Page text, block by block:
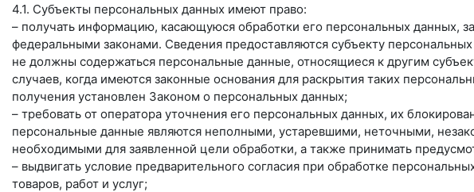
4.1. Субъекты персональных данных имеют право:
– получать информацию, касающуюся обработки его персональных данных,
федеральными законами. Сведения предоставляются субъекту
не должны содержаться персональные данные, относящиеся к другим
случаев, когда имеются законные основания для раскрытия таких
получения установлен Законом о персональных данных;
– требовать от оператора уточнения его персональных данных, их
персональные данные являются неполными, устаревшими, неточными,
необходимыми для заявленной цели обработки, а также принимать
– выдвигать условие предварительного согласия при обработке
товаров, работ и услуг;